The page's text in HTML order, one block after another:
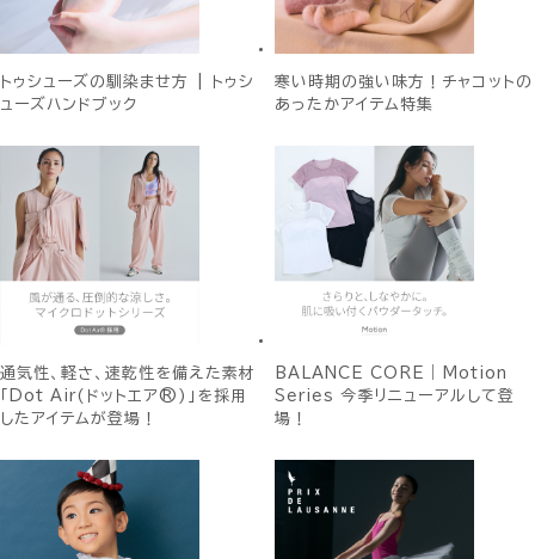
トゥシューズの馴染ませ方 | トゥシ
ューズハンドブック
寒い時期の強い味方！チャコットの
あったかアイテム特集
通気性、軽さ、速乾性を備えた素材
「Dot Air(ドットエア®)」を採用
したアイテムが登場！
BALANCE CORE｜Motion
Series 今季リニューアルして登
場！